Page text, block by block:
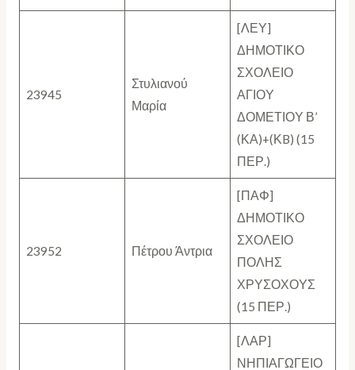
23945
Στυλιανού
Μαρία
[ΛΕΥ]
ΔΗΜΟΤΙΚΟ
ΣΧΟΛΕΙΟ
ΑΓΙΟΥ
ΔΟΜΕΤΙΟΥ Β’
(ΚΑ)+(ΚB) (15
ΠΕΡ.)
23952 Πέτρου Άντρια
[ΠΑΦ]
ΔΗΜΟΤΙΚΟ
ΣΧΟΛΕΙΟ
ΠΟΛΗΣ
ΧΡΥΣΟΧΟΥΣ
(15 ΠΕΡ.)
[ΛΑΡ]
ΝΗΠΙΑΓΩΓΕΙΟ